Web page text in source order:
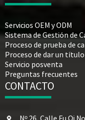
Servicios OEM y ODM
Sistema de Gestión de
Proceso de prueba de
Proceso de dar un título
Servicio posventa
Preguntas frecuentes
CONTACTO
Nº 26, Calle Fu Qi